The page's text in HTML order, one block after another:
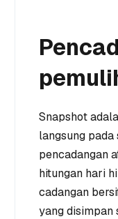
Snapshot
langsung
pencadangan
hitungan hari
cadangan
yang disimpan